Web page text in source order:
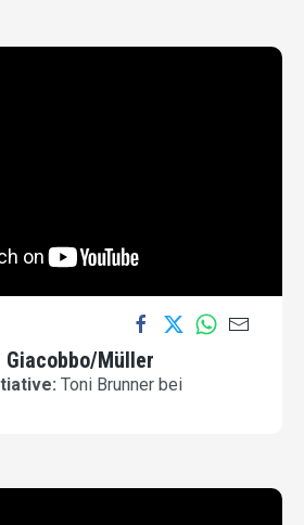
Giacobbo/Müller
Toni Brunner bei